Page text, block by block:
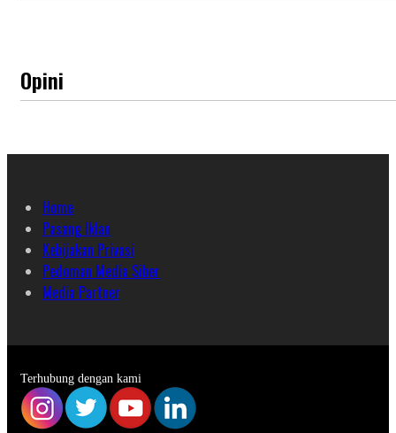
Opini
Home
Pasang Iklan
Kebijakan Privasi
Pedoman Media Siber
Media Partner
Terhubung dengan kami